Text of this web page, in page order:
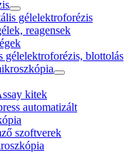
gélelektroforézis
reagensek
gélelektroforézis, blottolás
kitek
automatizált
szoftverek